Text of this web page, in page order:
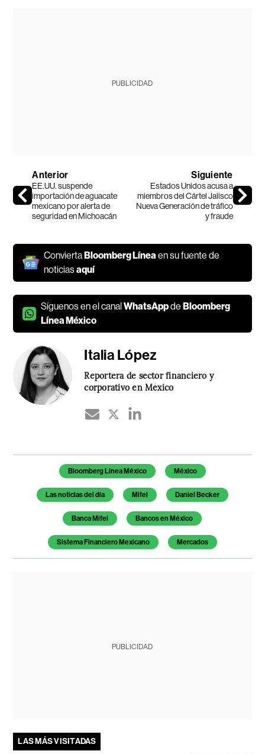
PUBLICIDAD
Anterior
EE.UU. suspende
importación de aguacate
mexicano por alerta de
seguridad en Michoacán
Siguiente
Estados Unidos acusa a
miembros del Cártel Jalisco
Nueva Generación de tráfico
y fraude
ConviertaBloomberg Línea en su fuente de
noticiasaquí
Síguenos en el canalWhatsAppdeBloomberg
Línea México
Italia López
Reportera de sector financiero y
corporativo en México
Temas de este artículo
Bloomberg Línea México México
Las noticias del día Mifel Daniel Becker
Banca Mifel Bancos en México
Sistema Financiero Mexicano Mercados
PUBLICIDAD
LAS MÁS VISITADAS